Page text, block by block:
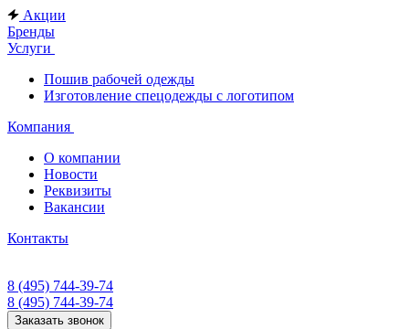
Акции
Бренды
Услуги
Пошив рабочей одежды
Изготовление спецодежды с логотипом
Компания
О компании
Новости
Реквизиты
Вакансии
Контакты
8 (495) 744-39-74
8 (495) 744-39-74
Заказать звонок